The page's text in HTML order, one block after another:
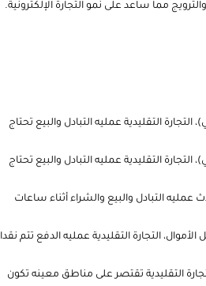
مما ساعد على نمو التجارة الإلكترونية.
التقليدية عمليه التبادل والبيع تحتاج
التقليدية عمليه التبادل والبيع تحتاج
عمليه التبادل والبيع والشراء أثناء ساعات
التجارة التقليدية عمليه الدفع تتم
التقليدية تقتصر على مناطق معينه تكون